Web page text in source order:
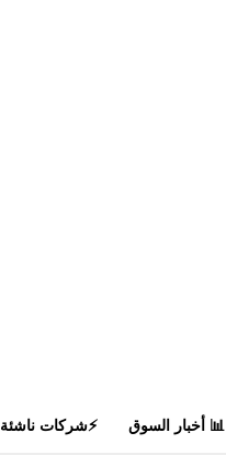
📊 أخبار السوق ⚡شركات ناشئة